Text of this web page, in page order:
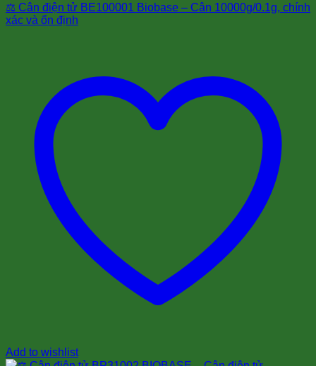
⚖️ Cân điện tử BE100001 Biobase – Cân 10000g/0.1g, chính
xác và ổn định
Add to wishlist